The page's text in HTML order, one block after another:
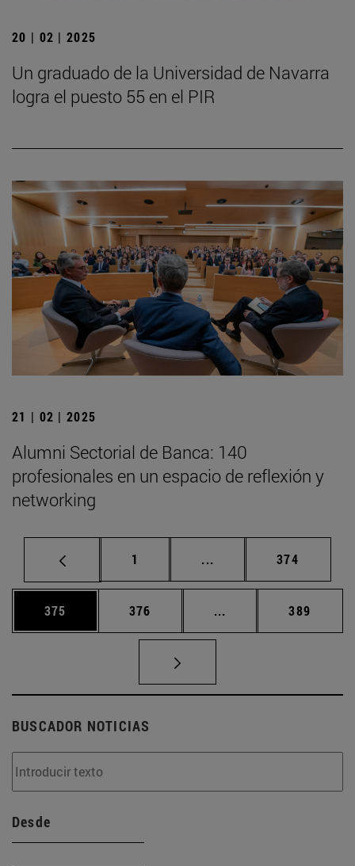
20 | 02 | 2025
Un graduado de la Universidad de Navarra
logra el puesto 55 en el PIR
21 | 02 | 2025
Alumni Sectorial de Banca: 140
profesionales en un espacio de reflexión y
networking
Página
1 ... Páginas intermedias
Página
374
Página
375 Página
376 ... Páginas intermedias
Página
389
BUSCADOR NOTICIAS
Desde